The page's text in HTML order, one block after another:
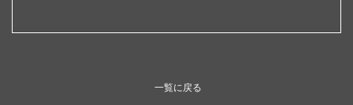
一覧に戻る